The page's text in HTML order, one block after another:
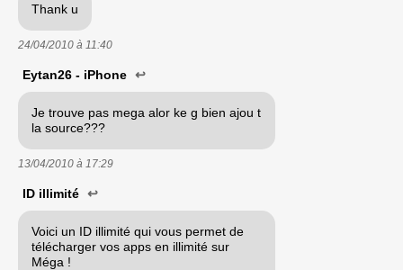
Thank u
24/04/2010 à 11:40
Eytan26 - iPhone ↩
Je trouve pas mega alor ke g bien ajou t
la source???
13/04/2010 à 17:29
ID illimité ↩
Voici un ID illimité qui vous permet de
télécharger vos apps en illimité sur
Méga !